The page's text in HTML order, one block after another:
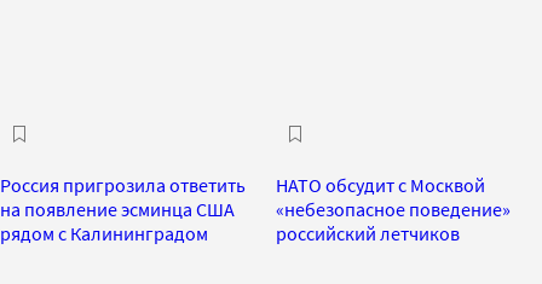
Россия пригрозила ответить
на появление эсминца США
рядом с Калининградом
НАТО обсудит с Москвой
«небезопасное поведение»
российский летчиков